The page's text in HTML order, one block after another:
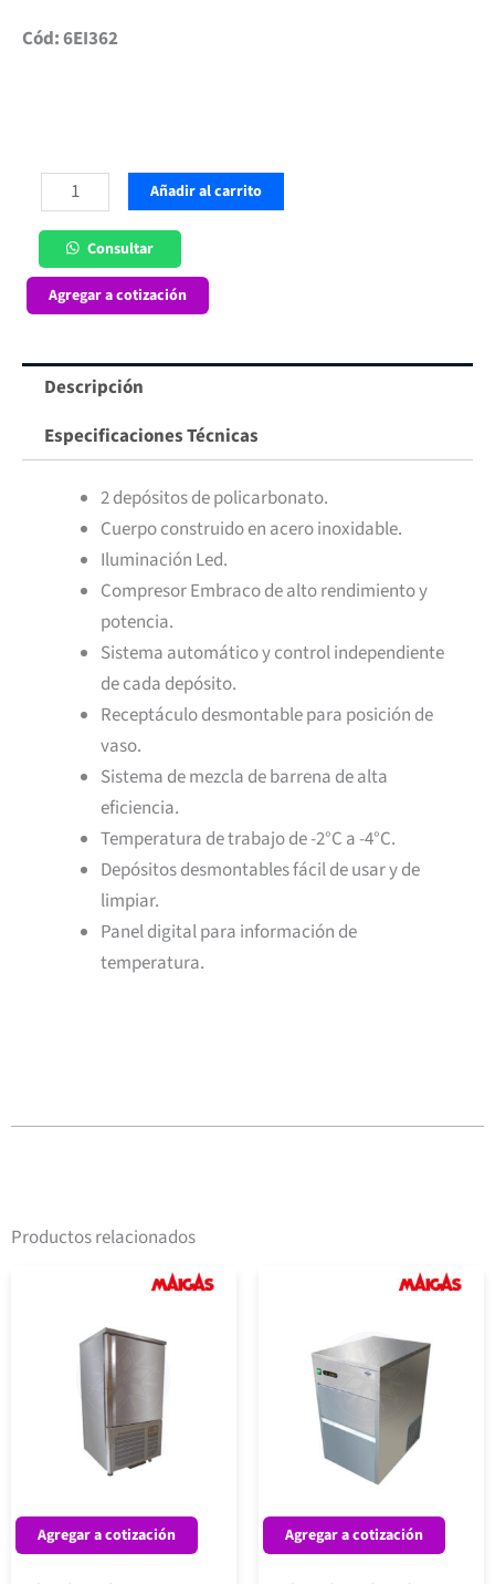
Cód: 6EI362
Granizadora
2
Depósitos
de
12
Maigas
cantidad
Añadir al carrito
Consultar
Agregar a cotización
Descripción
Especificaciones Técnicas
2 depósitos de policarbonato.
Cuerpo construido en acero inoxidable.
Iluminación Led.
Compresor Embraco de alto rendimiento y
potencia.
Sistema automático y control independiente
de cada depósito.
Receptáculo desmontable para posición de
vaso.
Sistema de mezcla de barrena de alta
eficiencia.
Temperatura de trabajo de -2°C a -4°C.
Depósitos desmontables fácil de usar y de
limpiar.
Panel digital para información de
temperatura.
Productos relacionados
Agregar a cotización Agregar a cotización